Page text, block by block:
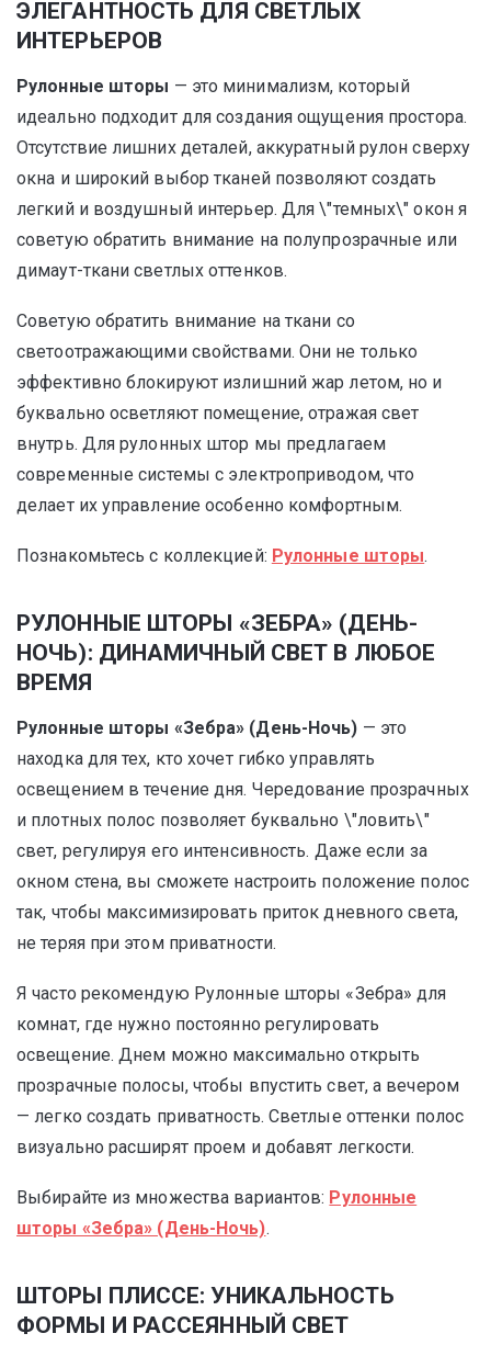
ЭЛЕГАНТНОСТЬ ДЛЯ СВЕТЛЫХ
ИНТЕРЬЕРОВ
Рулонные шторы — это минимализм, который
идеально подходит для создания ощущения простора.
Отсутствие лишних деталей, аккуратный рулон сверху
окна и широкий выбор тканей позволяют создать
легкий и воздушный интерьер. Для \"темных\" окон я
советую обратить внимание на полупрозрачные или
димаут-ткани светлых оттенков.
Советую обратить внимание на ткани со
светоотражающими свойствами. Они не только
эффективно блокируют излишний жар летом, но и
буквально осветляют помещение, отражая свет
внутрь. Для рулонных штор мы предлагаем
современные системы с электроприводом, что
делает их управление особенно комфортным.
Познакомьтесь с коллекцией: Рулонные шторы.
РУЛОННЫЕ ШТОРЫ «ЗЕБРА» (ДЕНЬ-
НОЧЬ): ДИНАМИЧНЫЙ СВЕТ В ЛЮБОЕ
ВРЕМЯ
Рулонные шторы «Зебра» (День-Ночь) — это
находка для тех, кто хочет гибко управлять
освещением в течение дня. Чередование прозрачных
и плотных полос позволяет буквально \"ловить\"
свет, регулируя его интенсивность. Даже если за
окном стена, вы сможете настроить положение полос
так, чтобы максимизировать приток дневного света,
не теряя при этом приватности.
Я часто рекомендую Рулонные шторы «Зебра» для
комнат, где нужно постоянно регулировать
освещение. Днем можно максимально открыть
прозрачные полосы, чтобы впустить свет, а вечером
— легко создать приватность. Светлые оттенки полос
визуально расширят проем и добавят легкости.
Выбирайте из множества вариантов: Рулонные
шторы «Зебра» (День-Ночь).
ШТОРЫ ПЛИССЕ: УНИКАЛЬНОСТЬ
ФОРМЫ И РАССЕЯННЫЙ СВЕТ